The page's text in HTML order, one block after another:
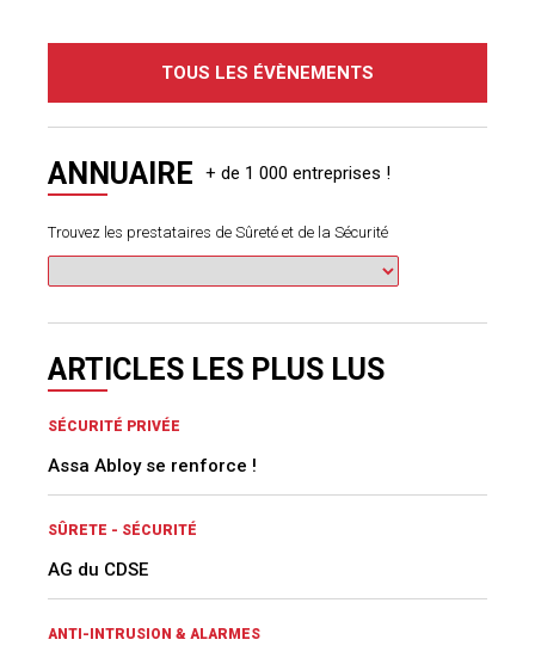
TOUS LES ÉVÈNEMENTS
ANNUAIRE
Trouvez les prestataires de Sûreté et de la Sécurité
ARTICLES LES PLUS LUS
SÉCURITÉ PRIVÉE
Assa Abloy se renforce !
SÛRETE - SÉCURITÉ
AG du CDSE
ANTI-INTRUSION & ALARMES